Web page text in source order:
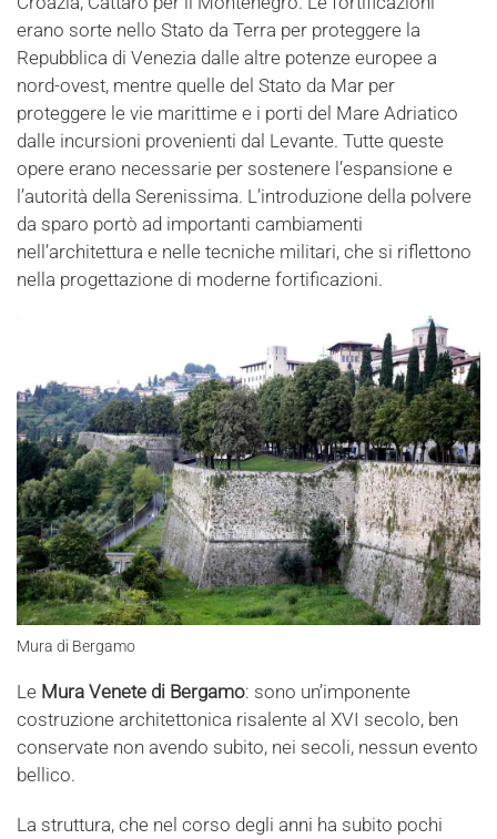
erano sorte nello Stato da Terra per proteggere la
Repubblica di Venezia dalle altre potenze europee a
nord-ovest, mentre quelle del Stato da Mar per
proteggere le vie marittime e i porti del Mare Adriatico
dalle incursioni provenienti dal Levante. Tutte queste
opere erano necessarie per sostenere l’espansione e
l’autorità della Serenissima. L’introduzione della polvere
da sparo portò ad importanti cambiamenti
nell’architettura e nelle tecniche militari, che si riflettono
nella progettazione di moderne fortificazioni.
Mura di Bergamo
Le Mura Venete di Bergamo: sono un’imponente
costruzione architettonica risalente al XVI secolo, ben
conservate non avendo subito, nei secoli, nessun evento
bellico.
La struttura, che nel corso degli anni ha subito pochi